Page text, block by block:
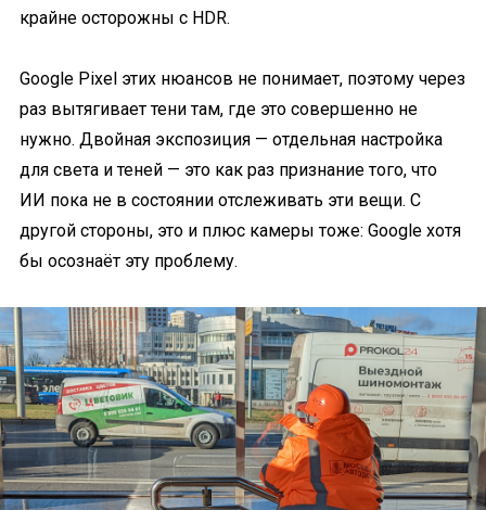
крайне осторожны с HDR.
Google Pixel этих нюансов не понимает, поэтому через
раз вытягивает тени там, где это совершенно не
нужно. Двойная экспозиция — отдельная настройка
для света и теней — это как раз признание того, что
ИИ пока не в состоянии отслеживать эти вещи. С
другой стороны, это и плюс камеры тоже: Google хотя
бы осознаёт эту проблему.